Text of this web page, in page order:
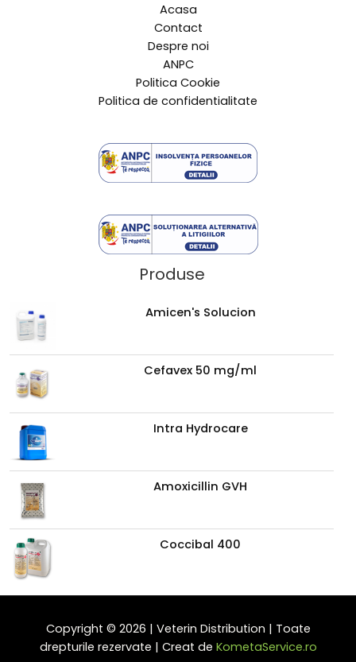
Acasa
Contact
Despre noi
ANPC
Politica Cookie
Politica de confidentialitate
Produse
Amicen's Solucion
Cefavex 50 mg/ml
Intra Hydrocare
Amoxicillin GVH
Coccibal 400
Copyright © 2026 | Veterin Distribution | Toate
drepturile rezervate | Creat de KometaService.ro